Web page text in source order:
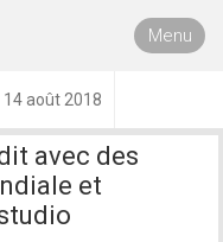
Menu
août 2018
avec des
et